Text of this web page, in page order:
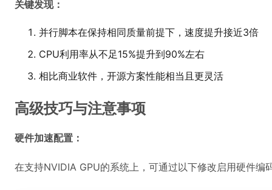
关键发现：
并行脚本在保持相同质量前提下，速度提升接近3倍
CPU利用率从不足15%提升到90%左右
相比商业软件，开源方案性能相当且更灵活
高级技巧与注意事项
硬件加速配置：
在支持NVIDIA GPU的系统上，可通过以下修改启用硬件编